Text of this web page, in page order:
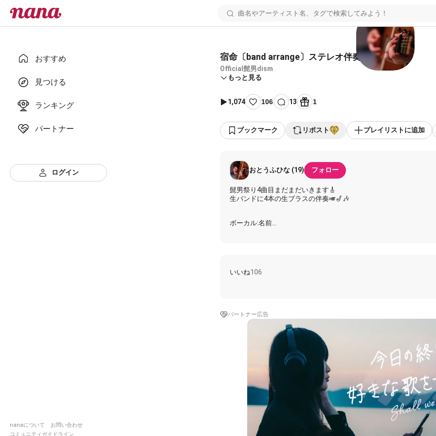
おすすめ
見つける
ランキング
パートナー
ログイン
nanaについて
お問い合わせ
コミュニティガイドライン
宿命〔band arrange〕ステレオ伴奏
Official髭男dism
もっと見る
1,074 106 13 1
ブックマーク リポスト プレイリストに追加
おとうふひな (19) フォロー
髭男祭り4曲目まだまだいきます🎸
生バンドに4本の生ブラスの伴奏🎺🎷🎶
ボーカル:名前
トランペット:けいじβ
イントロ後歌い出し
心臓からあふれ出した声で
歌うメロディ 振り向いた未来
君から あふれ出した声と
合わさって響いた 群青の空の下
夢じゃない 夢じゃない 涙の足跡
嘘じゃない 嘘じゃない 泥だらけの笑顔
夢じゃない 夢じゃない 肩を組んで叫びたい
僕らの想い 届け！
奇跡じゃなくていい 美しくなくていい
いいね106
パートナー広告